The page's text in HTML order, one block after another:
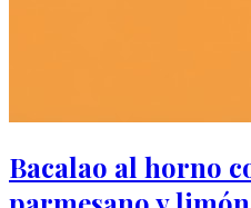
Bacalao al horno